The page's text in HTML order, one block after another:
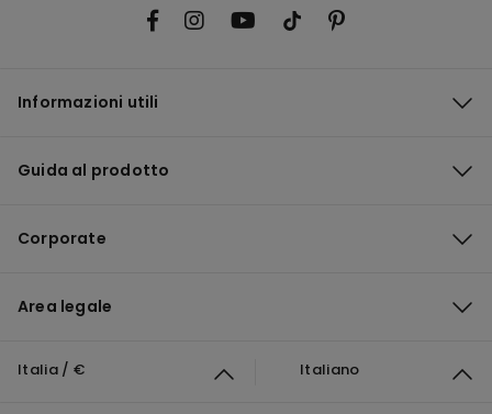
Informazioni utili
Guida al prodotto
Corporate
Area legale
Italia / € Italiano